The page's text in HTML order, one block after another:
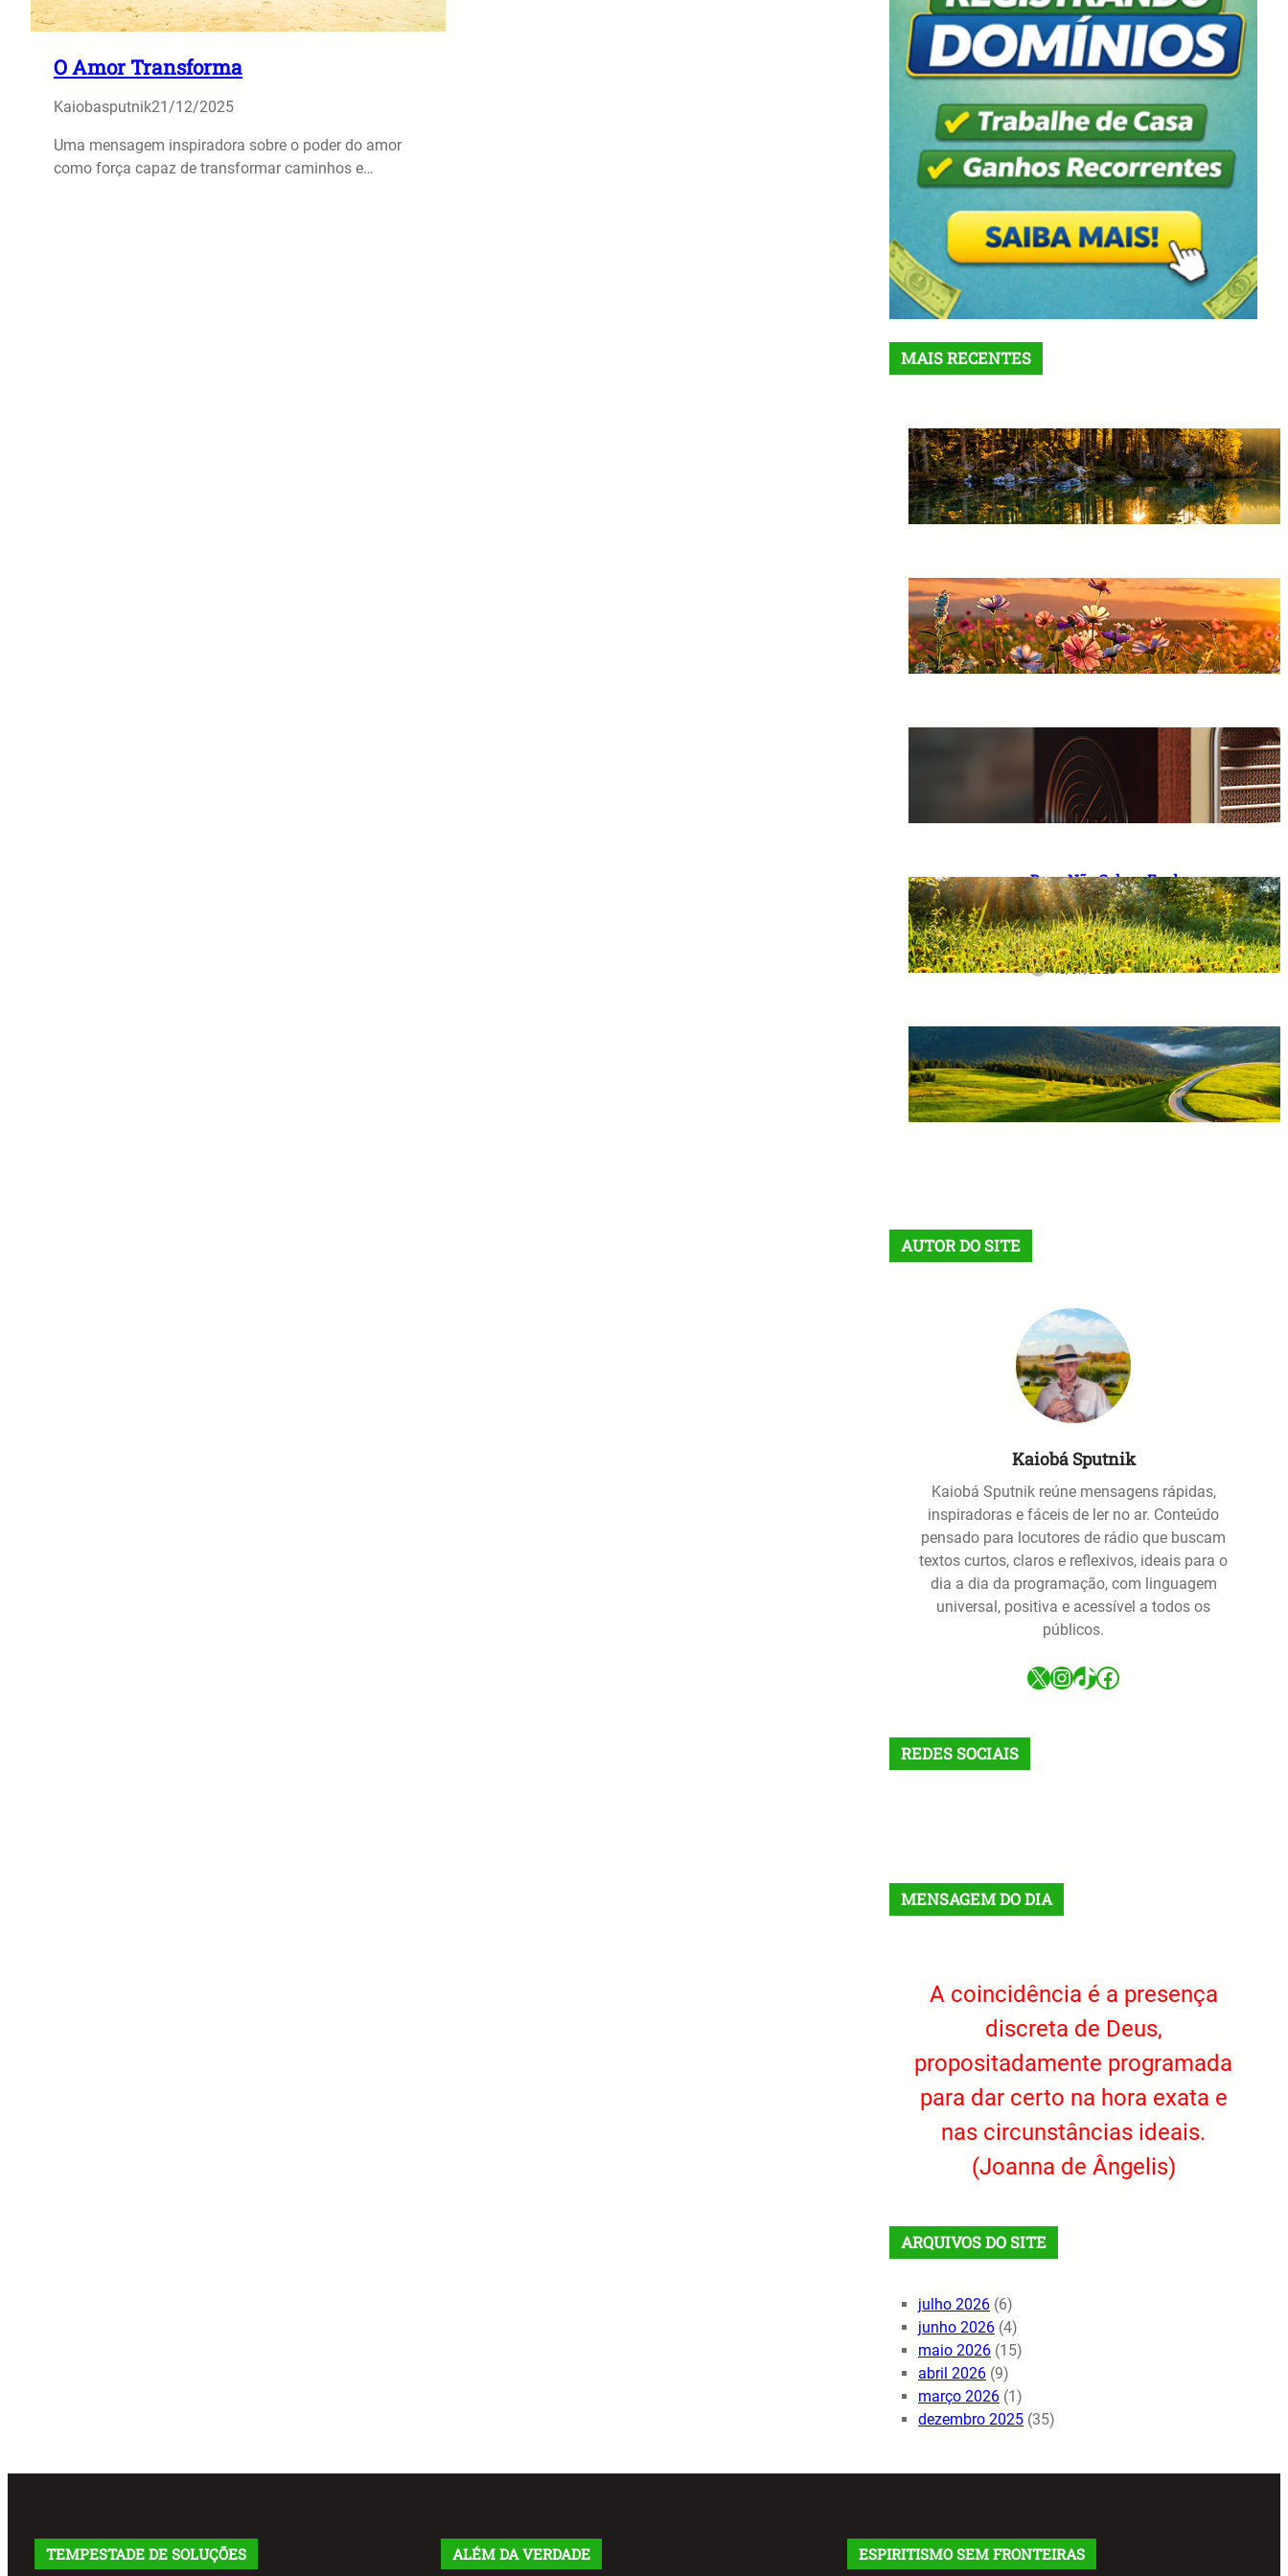
O Amor Transforma
Kaiobasputnik21/12/2025
Uma mensagem inspiradora sobre o poder do amor
como força capaz de transformar caminhos e…
MAIS RECENTES
A Missão dos Espíritas na
Sociedade: Esclarecer, Acolher
e Respeitar o Livre-Arbítrio
10/07/2026
Não Tenha Medo de Espíritos:
A Vida Continua Muito Além
da Matéria
10/07/2026
A Importância de Falar
Palavras Positivas e Acreditar
em um Futuro Melhor
10/07/2026
Deus Não Coloca Fardo
Pesado em Ombros Fracos: O
Verdadeiro Significado das
Provas da Vida
10/07/2026
Corrigir o Passado e Prever o
Futuro: A Sabedoria que
Transforma Destinos
10/07/2026
AUTOR DO SITE
Kaiobá Sputnik
Kaiobá Sputnik reúne mensagens rápidas,
inspiradoras e fáceis de ler no ar. Conteúdo
pensado para locutores de rádio que buscam
textos curtos, claros e reflexivos, ideais para o
dia a dia da programação, com linguagem
universal, positiva e acessível a todos os
públicos.
X InstagramTikTok Facebook
REDES SOCIAIS
MENSAGEM DO DIA
A coincidência é a presença
discreta de Deus,
propositadamente programada
para dar certo na hora exata e
nas circunstâncias ideais.
(Joanna de Ângelis)
ARQUIVOS DO SITE
julho 2026 (6)
junho 2026 (4)
maio 2026 (15)
abril 2026 (9)
março 2026 (1)
dezembro 2025 (35)
TEMPESTADE DE SOLUÇÕES ALÉM DA VERDADE ESPIRITISMO SEM FRONTEIRAS